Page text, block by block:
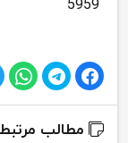
5959
مطالب مرتبط